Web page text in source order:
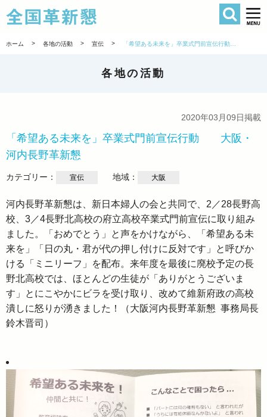
全国革新懇
検索
ホーム > 各地の活動 > 宣伝 >
各地の活動
2020年03月09日掲載
「希望ある未来を」卒業式門前宣伝行動 大阪・
河内長野革新懇
カテゴリー： 宣伝 地域： 大阪
河内長野革新懇は、新日本婦人の会と共同で、2／28長野高
校、3／4長野北高校の府立高校卒業式門前宣伝に取り組み
ました。「おめでとう」と声をかけながら、「希望ある未
来を」「日の丸・君が代の押し付けに反対です」と呼びか
ける「ミニリーフ」を配布。来年度を最後に廃校予定の長
野北高校では、ほとんどの生徒が「ありがとうございま
す」とにこやかにビラを受け取り、改めて維新府政の高校
潰しに怒りが湧きました！（大阪河内長野革新懇 事務局長
鈴木晋司）